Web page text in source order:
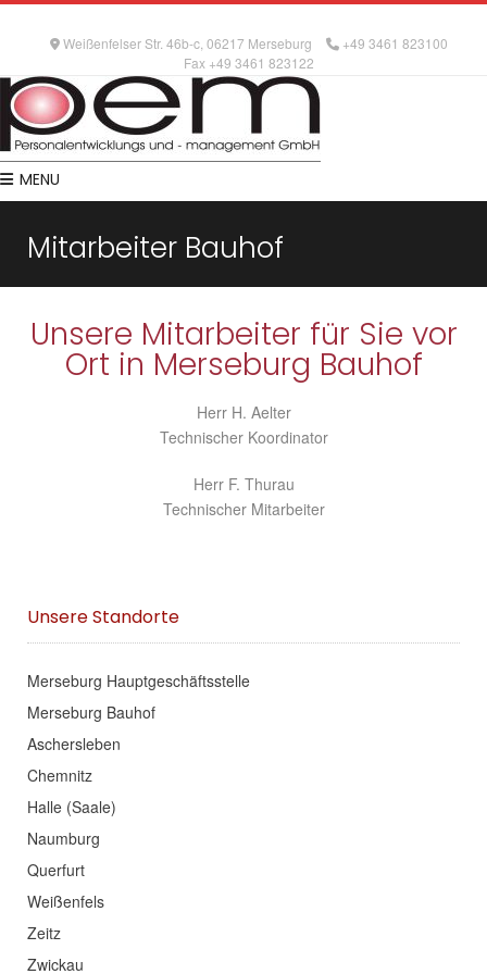
Weißenfelser Str. 46b-c, 06217 Merseburg
+49 3461 823100
Fax +49 3461 823122
MENU
Mitarbeiter Bauhof
Unsere Mitarbeiter für Sie vor
Ort in Merseburg Bauhof
Herr H. Aelter
Technischer Koordinator
Herr F. Thurau
Technischer Mitarbeiter
Unsere Standorte
Merseburg Hauptgeschäftsstelle
Merseburg Bauhof
Aschersleben
Chemnitz
Halle (Saale)
Naumburg
Querfurt
Weißenfels
Zeitz
Zwickau